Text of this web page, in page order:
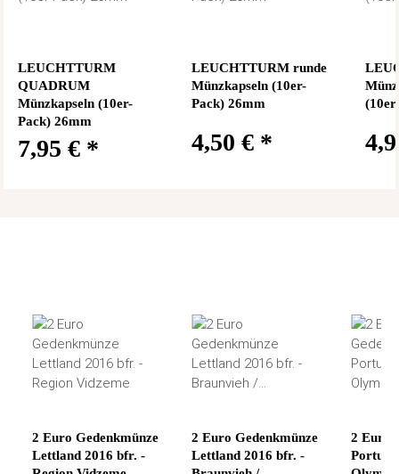
LEUCHTTURM
QUADRUM
Münzkapseln (10er-
Pack) 26mm
7,95 € *
LEUCHTTURM runde
Münzkapseln (10er-
Pack) 26mm
4,50 € *
2 Euro Gedenkmünze
Lettland 2016 bfr. -
2 Euro Gedenkmünze
Lettland 2016 bfr. -
2 Euro